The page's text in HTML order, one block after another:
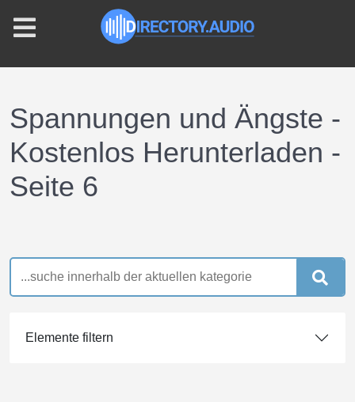
Spannungen und Ängste -
Kostenlos Herunterladen -
Seite 6
Elemente filtern